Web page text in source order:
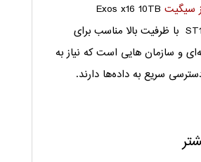
سیگیت Exos x16 10TB
ST10000NM001G با ظرفیت بالا مناسب برای
و سازمان هایی است که نیاز به
سریع به داده‌ها دارند.